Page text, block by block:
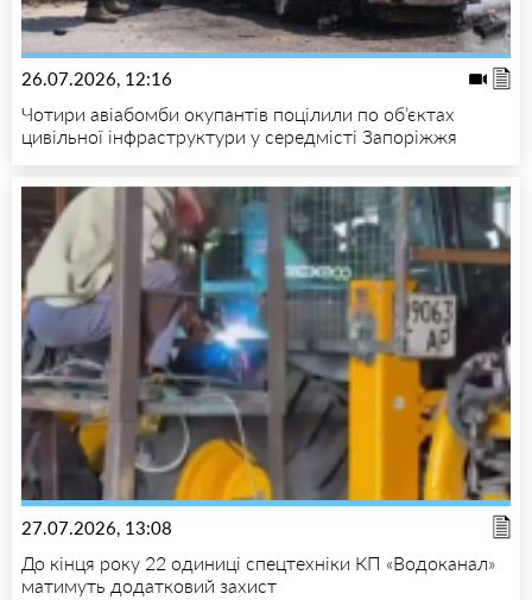
26.07.2026, 12:16
Чотири авіабомби окупантів поцілили по об’єктах
цивільної інфраструктури у середмісті Запоріжжя
27.07.2026, 13:08
До кінця року 22 одиниці спецтехніки КП «Водоканал»
матимуть додатковий захист